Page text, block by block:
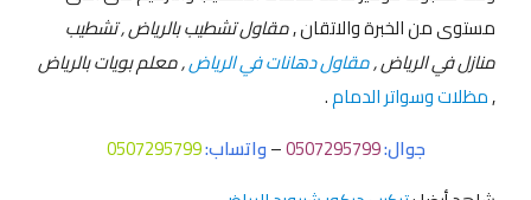
مستوى من الخبرة والاتقان ,مقاول تشطيب بالرياض , تشطيب
منازل في الرياض ,مقاول دهانات في الرياض, معلم بويات بالرياض
,مظلات وسواتر الدمام.
جوال:0507295799
–واتساب:0507295799